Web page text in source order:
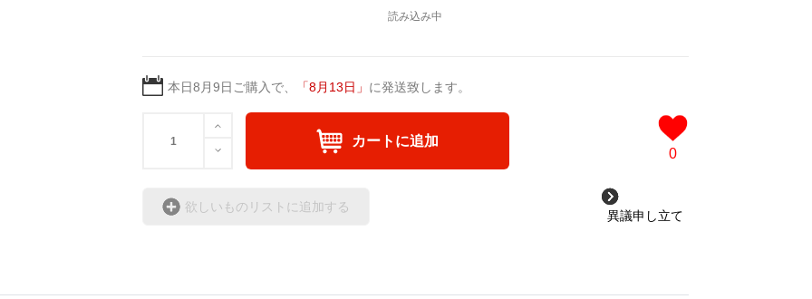
本日8月9日 ご購入で、 「8月13日 」 に発送致します。
カートに追加
0
欲しいものリストに追加する
異議申し立て